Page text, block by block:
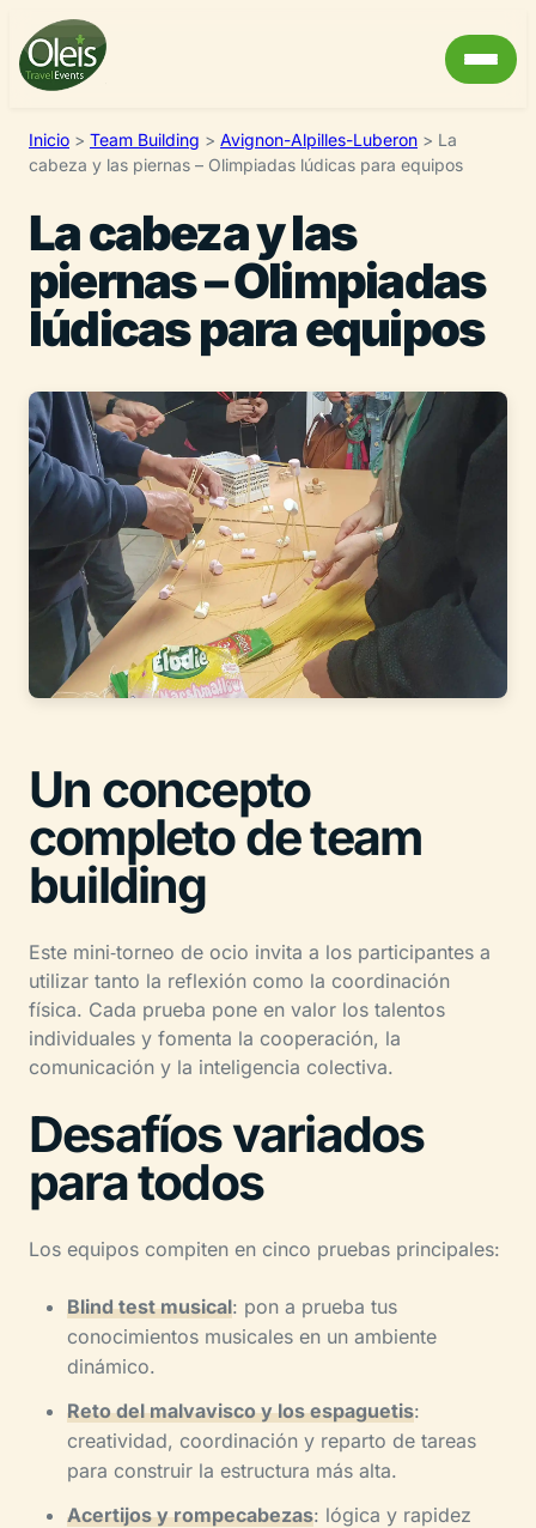
Inicio > Team Building > Avignon-Alpilles-Luberon > La
cabeza y las piernas – Olimpiadas lúdicas para equipos
La cabeza y las
piernas – Olimpiadas
lúdicas para equipos
Un concepto
completo de team
building
Este mini‑torneo de ocio invita a los participantes a
utilizar tanto la reflexión como la coordinación
física. Cada prueba pone en valor los talentos
individuales y fomenta la cooperación, la
comunicación y la inteligencia colectiva.
Desafíos variados
para todos
Los equipos compiten en cinco pruebas principales:
Blind test musical: pon a prueba tus
conocimientos musicales en un ambiente
dinámico.
Reto del malvavisco y los espaguetis:
creatividad, coordinación y reparto de tareas
para construir la estructura más alta.
Acertijos y rompecabezas: lógica y rapidez